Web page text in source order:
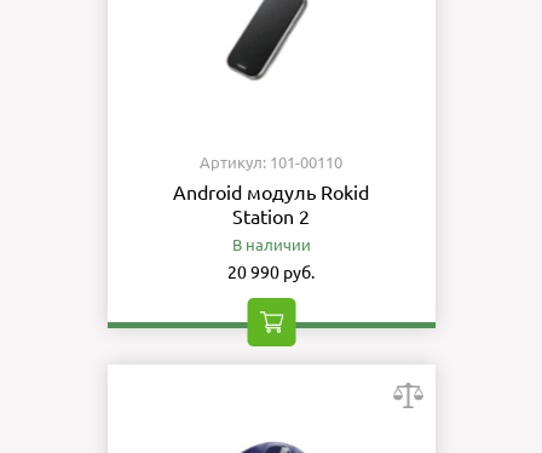
Артикул: 101-00110
Android модуль Rokid
Station 2
В наличии
20 990 руб.